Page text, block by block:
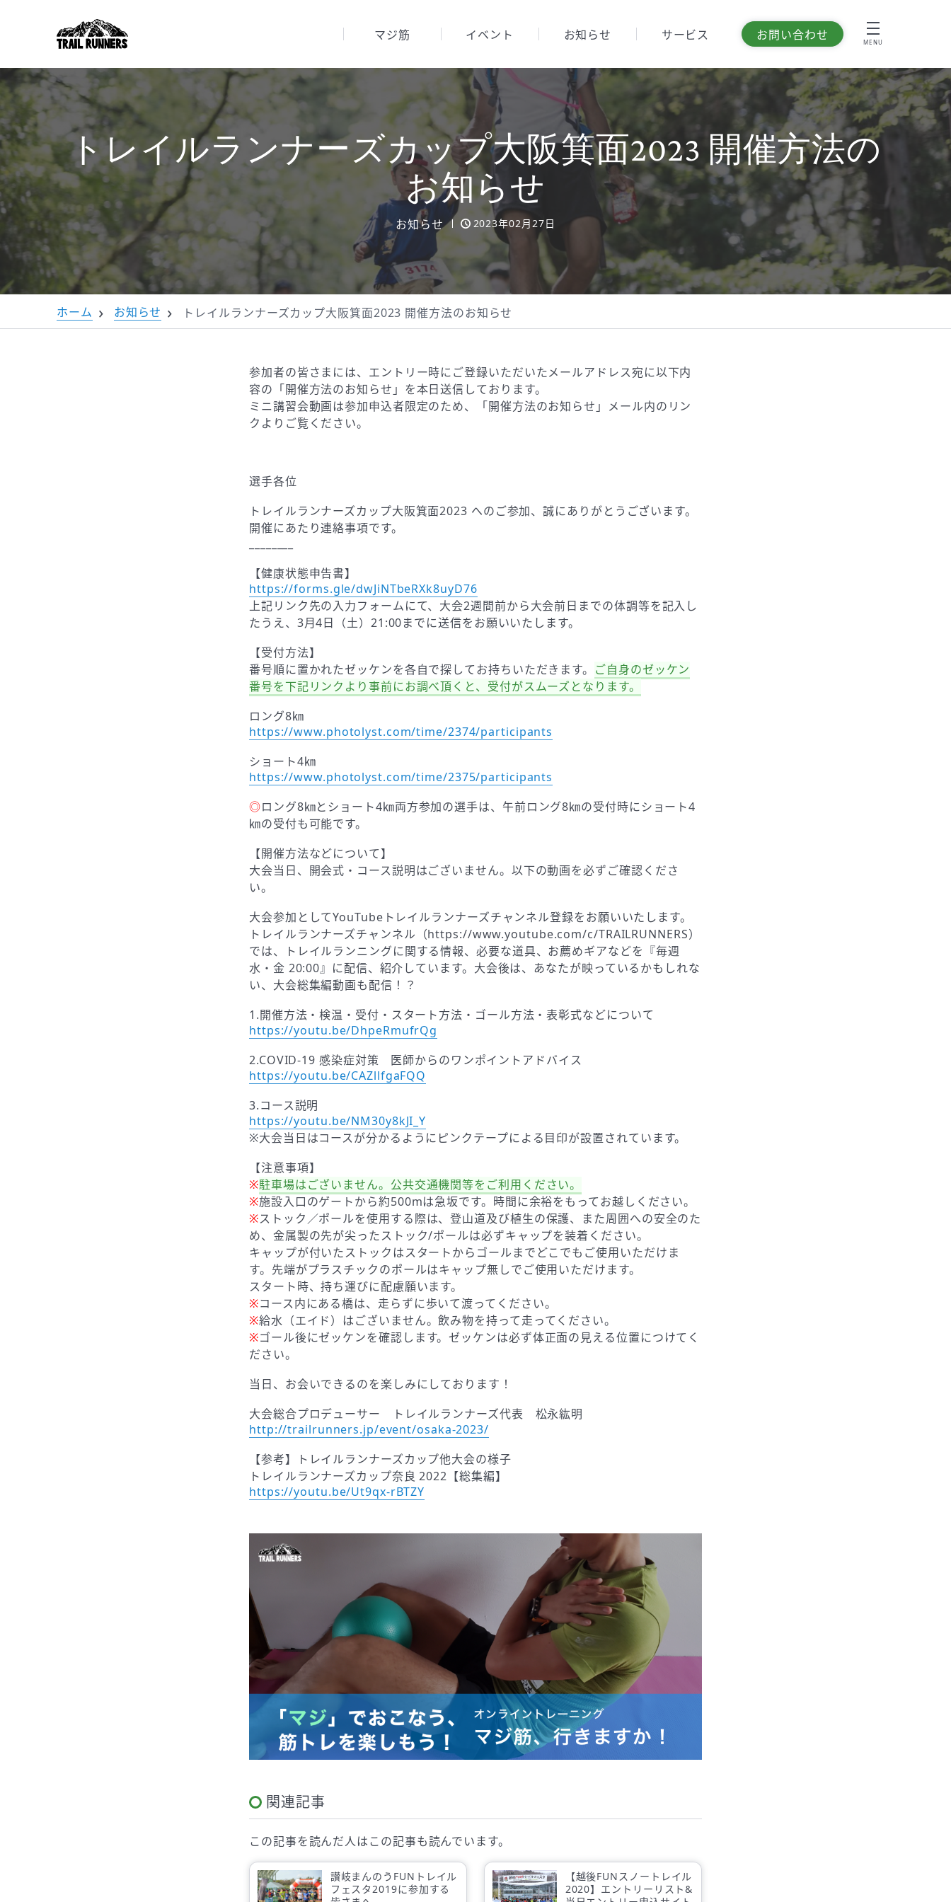
マジ筋 イベント お知らせ サービス お問い合わせ MENU
トレイルランナーズカップ大阪箕面2023 開催方法の
お知らせ
お知らせ 2023年02月27日
ホーム お知らせ トレイルランナーズカップ大阪箕面2023 開催方法のお知らせ
参加者の皆さまには、エントリー時にご登録いただいたメールアドレス宛に以下内
容の「開催方法のお知らせ」を本日送信しております。
ミニ講習会動画は参加申込者限定のため、「開催方法のお知らせ」メール内のリン
クよりご覧ください。
選手各位
トレイルランナーズカップ大阪箕面2023 へのご参加、誠にありがとうございます。
開催にあたり連絡事項です。
【健康状態申告書】
https://forms.gle/dwJiNTbeRXk8uyD76
上記リンク先の入力フォームにて、大会2週間前から大会前日までの体調等を記入し
たうえ、3月4日（土）21:00までに送信をお願いいたします。
【受付方法】
番号順に置かれたゼッケンを各自で探してお持ちいただきます。 ご自身のゼッケン
番号を下記リンクより事前にお調べ頂くと、受付がスムーズとなります。
ロング8㎞
https://www.photolyst.com/time/2374/participants
ショート4㎞
https://www.photolyst.com/time/2375/participants
◎ロング8㎞とショート4㎞両方参加の選手は、午前ロング8㎞の受付時にショート4
㎞の受付も可能です。
【開催方法などについて】
大会当日、開会式・コース説明はございません。以下の動画を必ずご確認くださ
い。
大会参加としてYouTubeトレイルランナーズチャンネル登録をお願いいたします。
トレイルランナーズチャンネル（https://www.youtube.com/c/TRAILRUNNERS）
では、トレイルランニングに関する情報、必要な道具、お薦めギアなどを『毎週
水・金 20:00』に配信、紹介しています。大会後は、あなたが映っているかもしれな
い、大会総集編動画も配信！？
1.開催方法・検温・受付・スタート方法・ゴール方法・表彰式などについて
https://youtu.be/DhpeRmufrQg
2.COVID-19 感染症対策 医師からのワンポイントアドバイス
https://youtu.be/CAZllfgaFQQ
3.コース説明
https://youtu.be/NM30y8kJI_Y
※大会当日はコースが分かるようにピンクテープによる目印が設置されています。
【注意事項】
※駐車場はございません。公共交通機関等をご利用ください。
※施設入口のゲートから約500mは急坂です。時間に余裕をもってお越しください。
※ストック／ポールを使用する際は、登山道及び植生の保護、また周囲への安全のた
め、金属製の先が尖ったストック/ポールは必ずキャップを装着ください。
キャップが付いたストックはスタートからゴールまでどこでもご使用いただけま
す。先端がプラスチックのポールはキャップ無しでご使用いただけます。
スタート時、持ち運びに配慮願います。​
※コース内にある橋は、走らずに歩いて渡ってください。
※給水（エイド）はございません。飲み物を持って走ってください。
※ゴール後にゼッケンを確認します。ゼッケンは必ず体正面の見える位置につけてく
ださい。
当日、お会いできるのを楽しみにしております！
大会総合プロデューサー トレイルランナーズ代表 松永紘明
http://trailrunners.jp/event/osaka-2023/
【参考】トレイルランナーズカップ他大会の様子
トレイルランナーズカップ奈良 2022【総集編】
https://youtu.be/Ut9qx-rBTZY
関連記事
この記事を読んだ人はこの記事も読んでいます。
讃岐まんのうFUNトレイル
フェスタ2019に参加する
【越後FUNスノートレイル
2020】エントリーリスト&